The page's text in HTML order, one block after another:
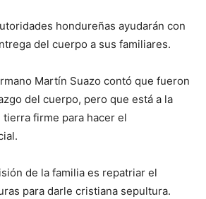
hondureñas ayudarán con
del cuerpo a sus familiares.
Martín Suazo contó que fueron
del cuerpo, pero que está a la
firme para hacer el
de la familia es repatriar el
para darle cristiana sepultura.